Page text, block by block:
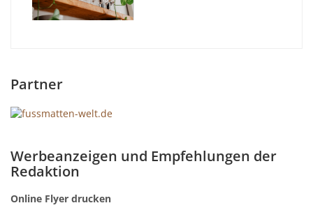
Partner
Werbeanzeigen und Empfehlungen der
Redaktion
Online Flyer drucken